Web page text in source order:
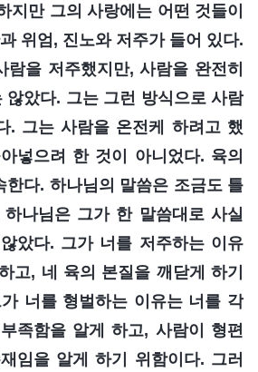
지만 그의 사랑에는 어떤 것들이
위엄, 진노와 저주가 들어 있다.
람을 저주했지만, 사람을 완전히
않았다. 그는 그런 방식으로 사람
. 그는 사람을 온전케 하려고 했
넣으려 한 것이 아니었다. 육의
한다. 하나님의 말씀은 조금도 틀
나님은 그가 한 말씀대로 사실
았다. 그가 너를 저주하는 이유
고, 네 육의 본질을 깨닫게 하기
너를 형벌하는 이유는 너를 각
족함을 알게 하고, 사람이 형편
임을 알게 하기 위함이다. 그러